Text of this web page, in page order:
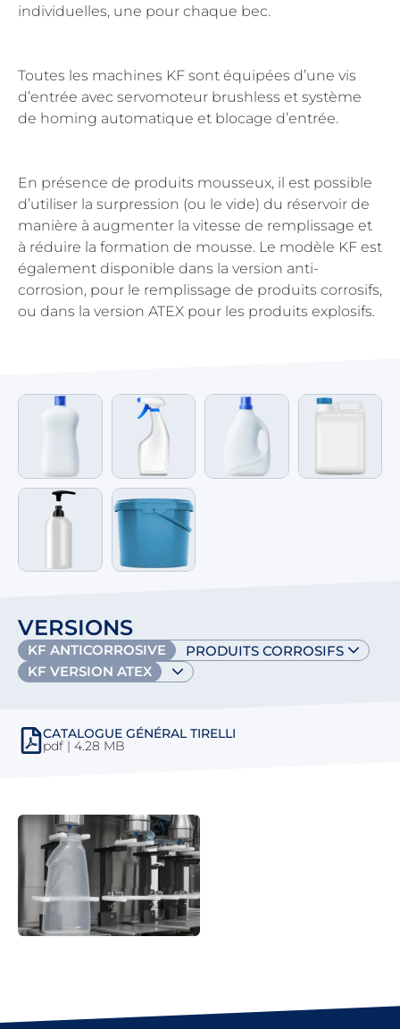
individuelles, une pour chaque bec.
Toutes les machines KF sont équipées d’une vis
d’entrée avec servomoteur brushless et système
de homing automatique et blocage d’entrée.
En présence de produits mousseux, il est possible
d’utiliser la surpression (ou le vide) du réservoir de
manière à augmenter la vitesse de remplissage et
à réduire la formation de mousse. Le modèle KF est
également disponible dans la version anti-
corrosion, pour le remplissage de produits corrosifs,
ou dans la version ATEX pour les produits explosifs.
VERSIONS
KF ANTICORROSIVE
PRODUITS CORROSIFS
KF VERSION ATEX
CATALOGUE GÉNÉRAL TIRELLI
pdf | 4.28 MB